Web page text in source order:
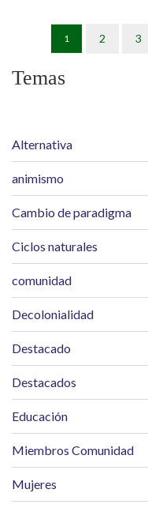
El 21 de junio sucede
andino, las fiestas de
1 2 3
Temas
Alternativa
animismo
Cambio de paradigma
Ciclos naturales
comunidad
Decolonialidad
Destacado
Destacados
Educación
Miembros Comunidad
Mujeres